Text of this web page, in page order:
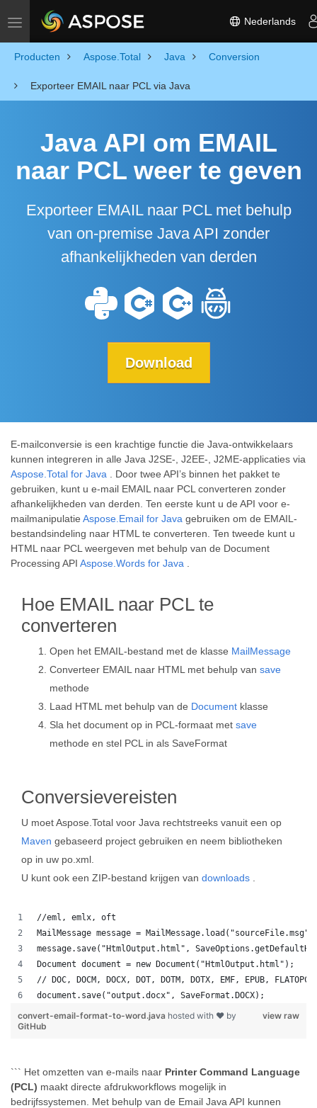
Toggle navigation Nederlands
Producten Aspose.Total Java Conversion
Exporteer EMAIL naar PCL via Java
Java API om EMAIL
naar PCL weer te geven
Exporteer EMAIL naar PCL met behulp
van on-premise Java API zonder
afhankelijkheden van derden
Download
E-mailconversie is een krachtige functie die Java-ontwikkelaars
kunnen integreren in alle Java J2SE-, J2EE-, J2ME-applicaties via
Aspose.Total for Java . Door twee API’s binnen het pakket te
gebruiken, kunt u e-mail EMAIL naar PCL converteren zonder
afhankelijkheden van derden. Ten eerste kunt u de API voor e-
mailmanipulatie Aspose.Email for Java gebruiken om de EMAIL-
bestandsindeling naar HTML te converteren. Ten tweede kunt u
HTML naar PCL weergeven met behulp van de Document
Processing API Aspose.Words for Java
Hoe EMAIL naar PCL te
converteren
Open het EMAIL-bestand met de klasse MailMessage
Converteer EMAIL naar HTML met behulp van save
methode
Laad HTML met behulp van de Document klasse
Sla het document op in PCL-formaat met save
methode en stel PCL in als SaveFormat
Conversievereisten
U moet Aspose.Total voor Java rechtstreeks vanuit een op
Maven gebaseerd project gebruiken en neem bibliotheken
op in uw po.xml.
U kunt ook een ZIP-bestand krijgen van downloads
//eml, emlx, oft
MailMessage message =
message.save("HtmlOutput.html",
Document document = new Document("HtmlOutput.html");
// DOC, DOCM, DOCX, DOT, DOTM, DOTX, EMF, EPUB,
document.save("output.docx", SaveFormat.DOCX);
view raw
convert-email-format-to-word.java hosted with ❤ by
GitHub
``` Het omzetten van e-mails naar Printer Command Language
(PCL) maakt directe afdrukworkflows mogelijk in
bedrijfssystemen. Met behulp van de Email Java API kunnen